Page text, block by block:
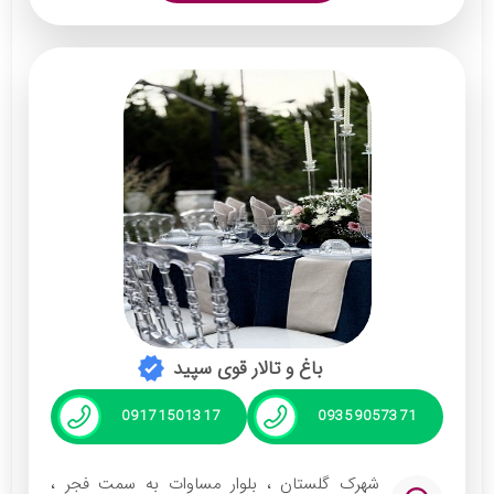
اختصاصی می‌باشد
نام مدریت سعید امیدوار
لوکیشن فوق العاده در فضای شهر (بلوار چمران)
تنوع در پکیج ها و خدمات طبق بودجه شما
ارایه دیزاین ها و چیدمان های اختصاصی مطابق
سلیقه شما
امکان بازدید و تست غذا قبل از عقد قرارداد و بعد
تیم اجرایی قوی و آموزش دیده
دریافت مشاوره حضوری ، آنلاین و تلفنی
با مدیریت: مهرداد باغبانی
باغ و تالار قوی سپید
09359057371
09171501317
شهرک گلستان ، بلوار مساوات به سمت فجر ،